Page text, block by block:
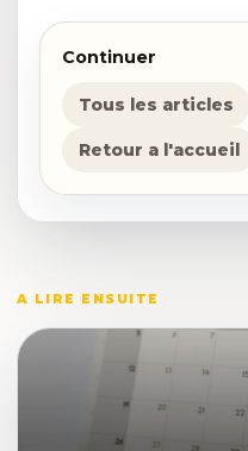
Continuer
Tous les articles
Retour a l'accueil
A LIRE ENSUITE